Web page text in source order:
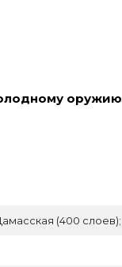
оружию
(400 слоев);